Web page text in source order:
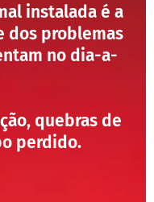
instalada é a
dos problemas
no dia-a-
quebras de
perdido.